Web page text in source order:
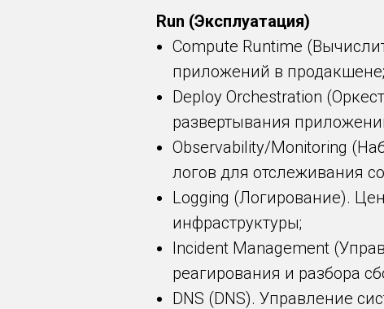
Run (Эксплуатация)
Compute Runtime
приложений в продакшене;
Deploy Orchestration
развертывания
Observability/Monitoring
логов для отслеживания
Logging (Логирование).
инфраструктуры;
Incident Management
реагирования и разбора
DNS (DNS). Управление